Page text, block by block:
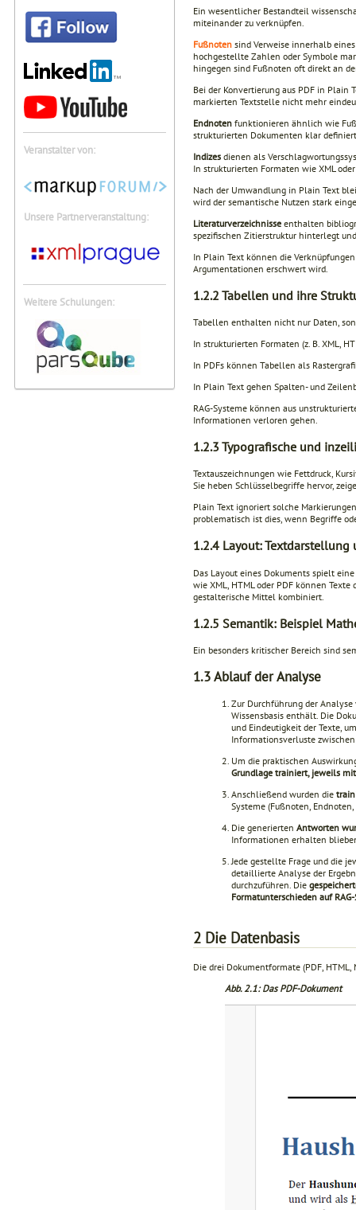
Veranstalter von:
Unsere Partnerveranstaltung:
Weitere Schulungen:
Ein wesentlicher Bestandteil
miteinander zu verknüpfen.
Fußnoten sind Verweise innerhalb
hochgestellte Zahlen oder Symbole
hingegen sind Fußnoten oft direkt an
Bei der Konvertierung aus PDF in Plain
markierten Textstelle nicht mehr
Endnoten funktionieren ähnlich wie
strukturierten Dokumenten klar
Indizes dienen als
In strukturierten Formaten wie XML
Nach der Umwandlung in Plain Text
wird der semantische Nutzen stark
Literaturverzeichnisse enthalten
spezifischen Zitierstruktur hinterlegt
In Plain Text können die
Argumentationen erschwert wird.
1.2.2 Tabellen und ihre
Tabellen enthalten nicht nur Daten,
In strukturierten Formaten (z. B. XML,
In PDFs können Tabellen als
In Plain Text gehen Spalten- und
RAG-Systeme können aus
Informationen verloren gehen.
1.2.3Typografische und
Textauszeichnungen wie Fettdruck,
Sie heben Schlüsselbegriffe hervor,
Plain Text ignoriert solche
problematisch ist dies, wenn Begriffe
1.2.4 Layout:
Das Layout eines Dokuments spielt
wie XML, HTML oder PDF können
gestalterische Mittel kombiniert.
1.2.5 Semantik: Beispiel
Ein besonders kritischer Bereich sind
1.3Ablauf der Analyse
Zur Durchführung der
Wissensbasis enthält. Die
und Eindeutigkeit der Texte,
Informationsverluste
Um die praktischen
Grundlage trainiert, jeweils
Anschließend wurden die
Systeme (Fußnoten,
Die generierten Antworten
Informationen erhalten
Jede gestellte Frage und die
detaillierte Analyse der
durchzuführen. Die
Formatunterschieden auf
2 Die Datenbasis
Die drei Dokumentformate (PDF,
Abb. 2.1: Das PDF-Dokument